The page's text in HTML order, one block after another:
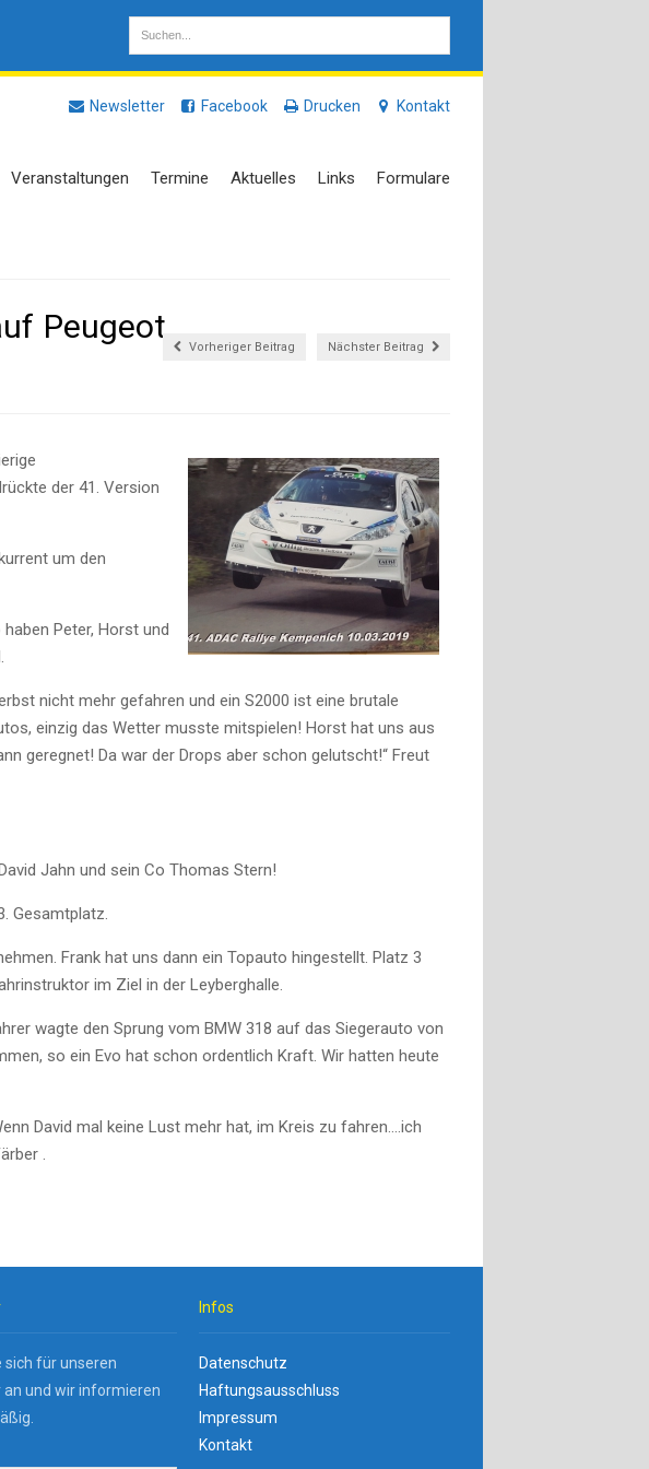
Newsletter Facebook Drucken Kontakt
Veranstaltungen Termine Aktuelles Links Formulare
Peugeot
Vorheriger Beitrag Nächster Beitrag
der 41. Version
um den
Peter, Horst und
nicht mehr gefahren und ein S2000 ist eine brutale
einzig das Wetter musste mitspielen! Horst hat uns aus
geregnet! Da war der Drops aber schon gelutscht!“ Freut
Jahn und sein Co Thomas Stern!
Gesamtplatz.
Frank hat uns dann ein Topauto hingestellt. Platz 3
im Ziel in der Leyberghalle.
wagte den Sprung vom BMW 318 auf das Siegerauto von
so ein Evo hat schon ordentlich Kraft. Wir hatten heute
David mal keine Lust mehr hat, im Kreis zu fahren….ich
.
sich für unseren
an und wir informieren
Infos
Datenschutz
Haftungsausschluss
Impressum
Kontakt